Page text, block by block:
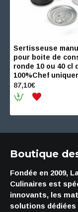
Sertisseuse
pour boite de
ronde 10 ou 40 cl
100%Chef
87,10€
Boutique
Fondée en 2009,
Culinaires est
innovants, les
solutions